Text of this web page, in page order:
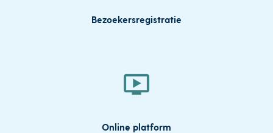
Bezoekersregistratie
Online platform